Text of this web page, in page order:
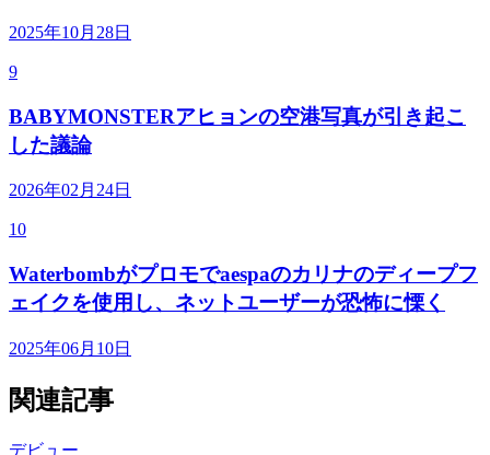
2025年10月28日
9
BABYMONSTERアヒョンの空港写真が引き起こ
した議論
2026年02月24日
10
Waterbombがプロモでaespaのカリナのディープフ
ェイクを使用し、ネットユーザーが恐怖に慄く
2025年06月10日
関連記事
デビュー